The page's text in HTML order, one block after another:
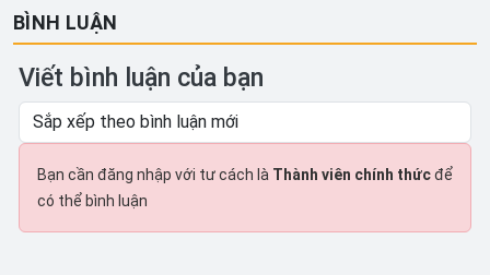
BÌNH LUẬN
Viết bình luận của bạn
Bạn cần đăng nhập với tư cách là Thành viên chính thứcđể
có thể bình luận